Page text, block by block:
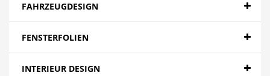
FAHRZEUGDESIGN
FENSTERFOLIEN
INTERIEUR DESIGN